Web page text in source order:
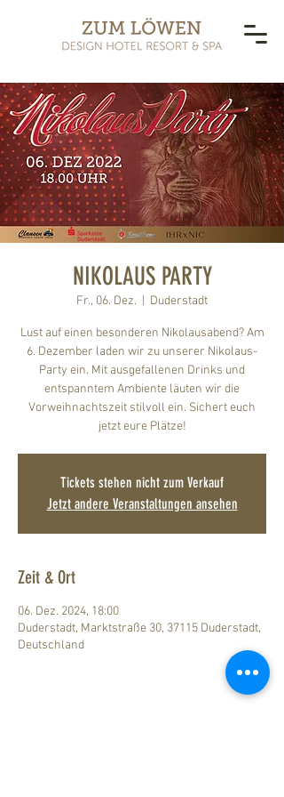
NIKOLAUS PARTY
Fr., 06. Dez. Duderstadt
Lust auf einen besonderen Nikolausabend? Am
6. Dezember laden wir zu unserer Nikolaus-
Party ein. Mit ausgefallenen Drinks und
entspanntem Ambiente läuten wir die
Vorweihnachtszeit stilvoll ein. Sichert euch
jetzt eure Plätze!
Tickets stehen nicht zum Verkauf
Jetzt andere Veranstaltungen ansehen
Zeit & Ort
06. Dez. 2024, 18:00
Duderstadt, Marktstraße 30, 37115 Duderstadt,
Deutschland